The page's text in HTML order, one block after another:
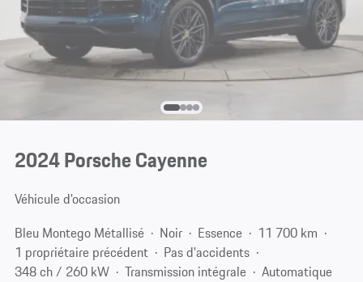
2024 Porsche Cayenne
Véhicule d'occasion
Bleu Montego Métallisé
Noir Essence
11 700 km
1 propriétaire précédent
Pas d'accidents
348 ch / 260 kW
Transmission intégrale
Automatique